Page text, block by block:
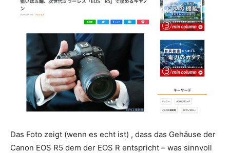
Das Foto zeigt (wenn es echt ist) , dass das Gehäuse der
Canon EOS R5 dem der EOS R entspricht – was sinnvoll